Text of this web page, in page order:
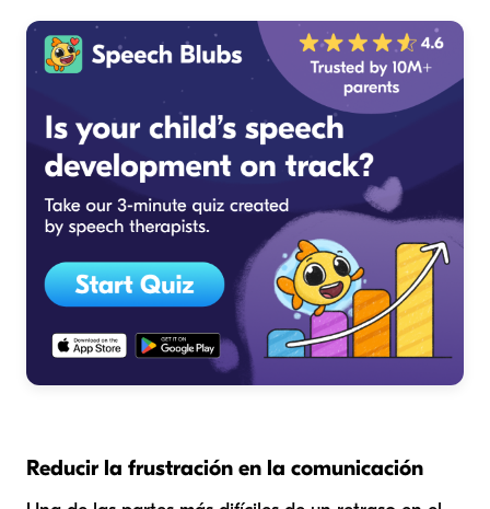
Reducir la frustración en la comunicación